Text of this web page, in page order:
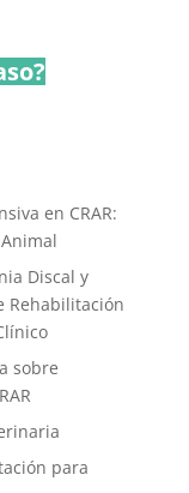
en CRAR:
Discal y
Rehabilitación
sobre
para